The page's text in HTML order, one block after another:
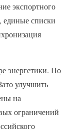
экспортного
единые списки
энергетики. По
улучшить
на
ограничений